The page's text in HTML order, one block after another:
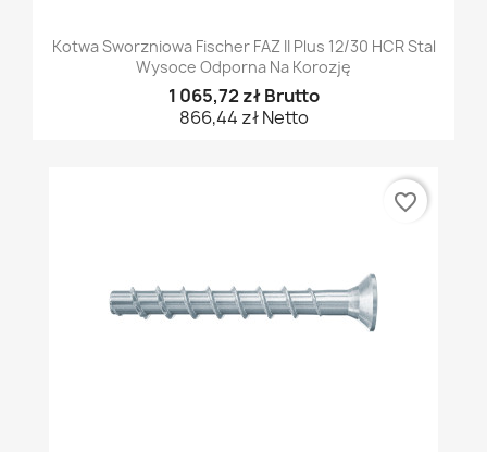
Kotwa Sworzniowa Fischer FAZ II Plus 12/30 HCR Stal
Wysoce Odporna Na Korozję
1 065,72 zł Brutto
866,44 zł Netto
favorite_border